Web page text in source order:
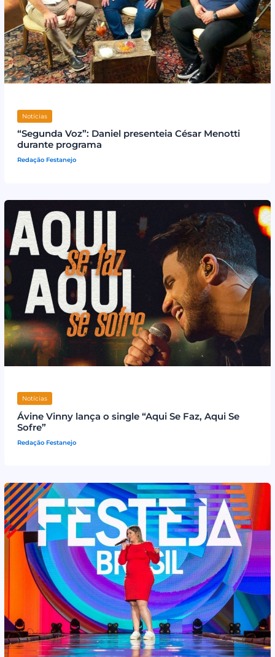
Notícias
“Segunda Voz”: Daniel presenteia César Menotti
durante programa
Redação Festanejo
Notícias
Ávine Vinny lança o single “Aqui Se Faz, Aqui Se
Sofre”
Redação Festanejo